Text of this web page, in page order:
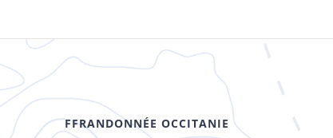
FFRANDONNÉE OCCITANIE